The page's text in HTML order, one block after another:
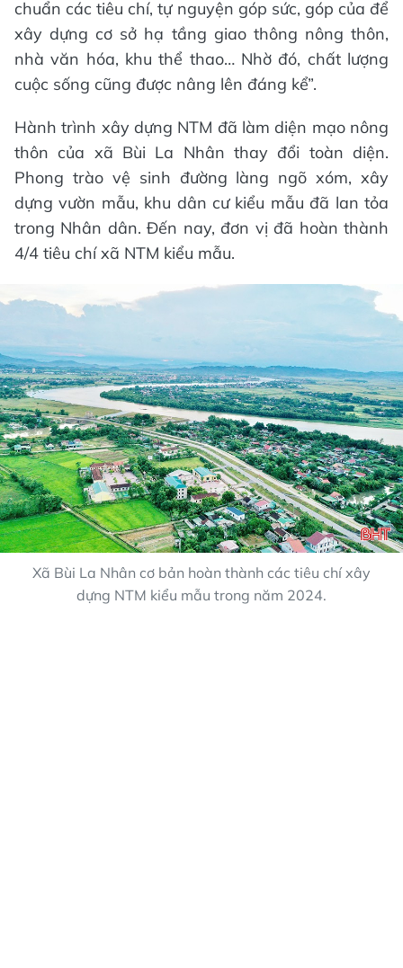
chuẩn các tiêu chí, tự nguyện góp sức, góp của để
xây dựng cơ sở hạ tầng giao thông nông thôn,
nhà văn hóa, khu thể thao… Nhờ đó, chất lượng
cuộc sống cũng được nâng lên đáng kể”.
Hành trình xây dựng NTM đã làm diện mạo nông
thôn của xã Bùi La Nhân thay đổi toàn diện.
Phong trào vệ sinh đường làng ngõ xóm, xây
dựng vườn mẫu, khu dân cư kiểu mẫu đã lan tỏa
trong Nhân dân. Đến nay, đơn vị đã hoàn thành
4/4 tiêu chí xã NTM kiểu mẫu.
Xã Bùi La Nhân cơ bản hoàn thành các tiêu chí xây
dựng NTM kiểu mẫu trong năm 2024.